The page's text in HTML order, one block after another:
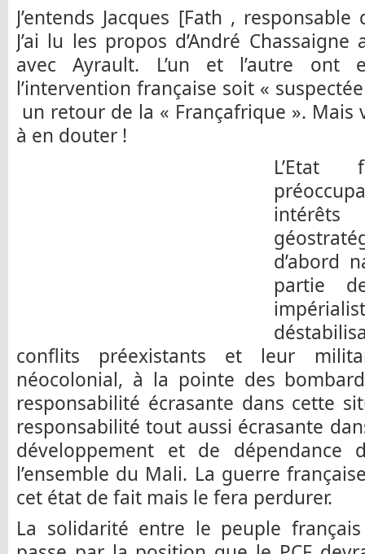
J’entends Jacques [Fath ,
J’ai lu les propos d’André
avec Ayrault. L’un et l’autre ont
l’intervention française soit «
un retour de la « Françafrique ». Mais
à en douter !
L’Etat
d’abord
partie
conflits préexistants et leur
néocolonial, à la pointe des
responsabilité écrasante dans cette
responsabilité tout aussi écrasante
développement et de dépendance
l’ensemble du Mali. La guerre
cet état de fait mais le fera perdurer.
La solidarité entre le peuple